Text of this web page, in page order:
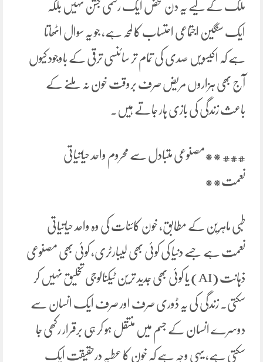
ملک کے لیے یہ دن محض ایک رسمی جشن نہیں بلکہ
ایک سنگین اجتماعی احتساب کا لمحہ ہے، جو یہ سوال اٹھاتا
ہے کہ اکیسویں صدی کی تمام تر سائنسی ترقی کے باوجود کیوں
آج بھی ہزاروں مریض صرف بروقت خون نہ ملنے کے
باعث زندگی کی بازی ہار جاتے ہیں۔
### **مصنوعی متبادل سے محروم واحد حیاتیاتی
نعمت**
طبی ماہرین کے مطابق، خون کائنات کی وہ واحد حیاتیاتی
نعمت ہے جسے دنیا کی کوئی بھی لیبارٹری، کوئی بھی مصنوعی
ذہانت (AI) یا کوئی بھی جدید ترین ٹیکنالوجی تخلیق نہیں کر
سکتی۔ زندگی کی یہ ڈوری صرف اور صرف ایک انسان سے
دوسرے انسان کے جسم میں منتقل ہو کر ہی برقرار رکھی جا
سکتی ہے، یہی وجہ ہے کہ خون کا عطیہ درحقیقت ایک